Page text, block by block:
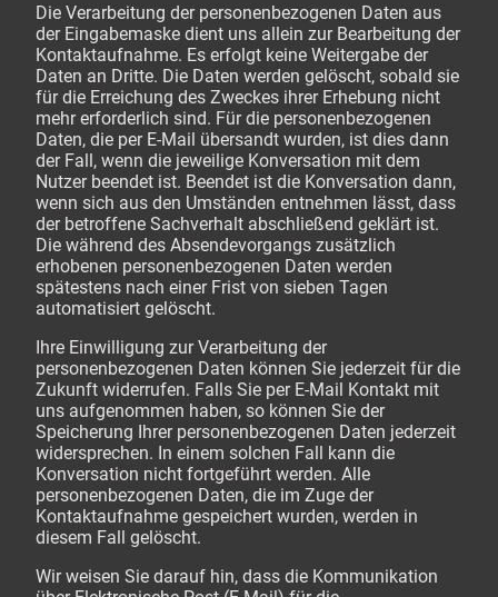
Die Verarbeitung der personenbezogenen Daten aus
der Eingabemaske dient uns allein zur Bearbeitung der
Kontaktaufnahme. Es erfolgt keine Weitergabe der
Daten an Dritte. Die Daten werden gelöscht, sobald sie
für die Erreichung des Zweckes ihrer Erhebung nicht
mehr erforderlich sind. Für die personenbezogenen
Daten, die per E-Mail übersandt wurden, ist dies dann
der Fall, wenn die jeweilige Konversation mit dem
Nutzer beendet ist. Beendet ist die Konversation dann,
wenn sich aus den Umständen entnehmen lässt, dass
der betroffene Sachverhalt abschließend geklärt ist.
Die während des Absendevorgangs zusätzlich
erhobenen personenbezogenen Daten werden
spätestens nach einer Frist von sieben Tagen
automatisiert gelöscht.
Ihre Einwilligung zur Verarbeitung der
personenbezogenen Daten können Sie jederzeit für die
Zukunft widerrufen. Falls Sie per E-Mail Kontakt mit
uns aufgenommen haben, so können Sie der
Speicherung Ihrer personenbezogenen Daten jederzeit
widersprechen. In einem solchen Fall kann die
Konversation nicht fortgeführt werden. Alle
personenbezogenen Daten, die im Zuge der
Kontaktaufnahme gespeichert wurden, werden in
diesem Fall gelöscht.
Wir weisen Sie darauf hin, dass die Kommunikation